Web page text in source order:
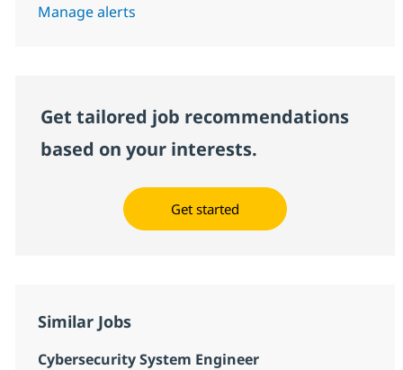
Manage alerts
Get tailored job recommendations
based on your interests.
Get started
Similar Jobs
Cybersecurity System Engineer